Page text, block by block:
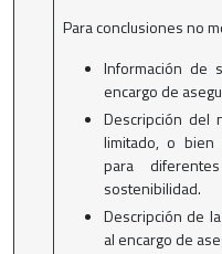
Para conclusiones no
Información de
encargo de
Descripción del
limitado, o bien
para
sostenibilidad.
Descripción de
al encargo de